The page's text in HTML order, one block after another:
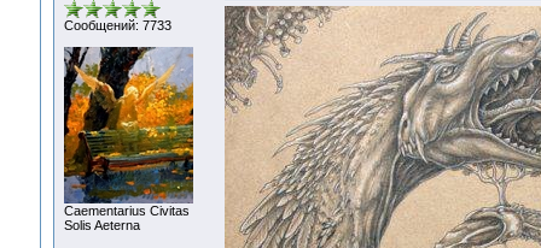
Сообщений: 7733
Сaementarius Civitas
Solis Aeterna